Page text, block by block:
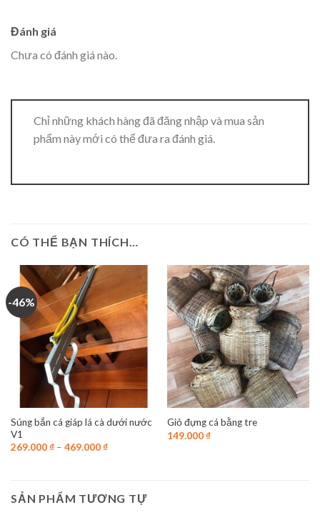
Đánh giá
Chưa có đánh giá nào.
Chỉ những khách hàng đã đăng nhập và mua sản
phẩm này mới có thể đưa ra đánh giá.
CÓ THỂ BẠN THÍCH…
-46%
Súng bắn cá giáp lá cà dưới nước
V1
269.000₫– 469.000₫
Giỏ đựng cá bằng tre
149.000₫
SẢN PHẨM TƯƠNG TỰ